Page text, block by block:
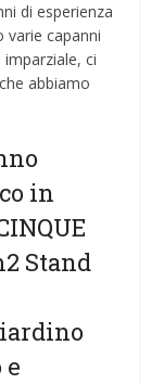
di esperienza
capanni
ci
abbiamo
in
Stand